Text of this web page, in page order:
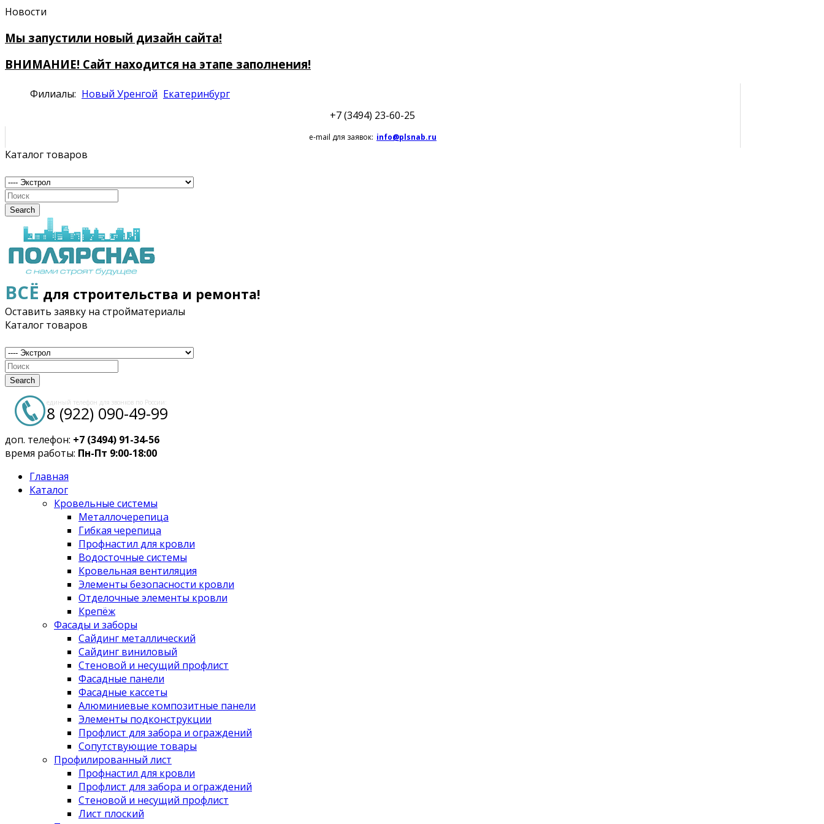
Новости
Мы запустили новый дизайн сайта!
ВНИМАНИЕ! Сайт находится на этапе заполнения!
Филиалы: Новый Уренгой Екатеринбург
+7 (3494) 23-60-25
e-mail для заявок: info@plsnab.ru
Каталог товаров
Search
ВСЁ для строительства и ремонта!
Оставить заявку на стройматериалы
Каталог товаров
Search
единый телефон для звонков по России:
8 (922) 090-49-99
доп. телефон: +7 (3494) 91-34-56
время работы: Пн-Пт 9:00-18:00
Главная
Каталог
Кровельные системы
Металлочерепица
Гибкая черепица
Профнастил для кровли
Водосточные системы
Кровельная вентиляция
Элементы безопасности кровли
Отделочные элементы кровли
Крепёж
Фасады и заборы
Сайдинг металлический
Сайдинг виниловый
Стеновой и несущий профлист
Фасадные панели
Фасадные кассеты
Алюминиевые композитные панели
Элементы подконструкции
Профлист для забора и ограждений
Сопутствующие товары
Профилированный лист
Профнастил для кровли
Профлист для забора и ограждений
Стеновой и несущий профлист
Лист плоский